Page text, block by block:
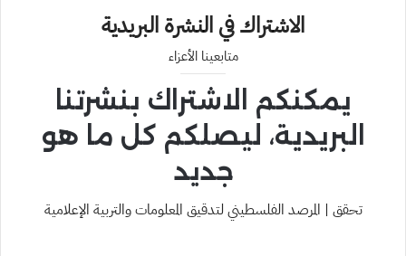
الاشتراك في النشرة البريدية
متابعينا الأعزاء
يمكنكم الاشتراك بنشرتنا
البريدية، ليصلكم كل ما هو
جديد
تحقق | المرصد الفلسطيني لتدقيق المعلومات والتربية الإعلامية